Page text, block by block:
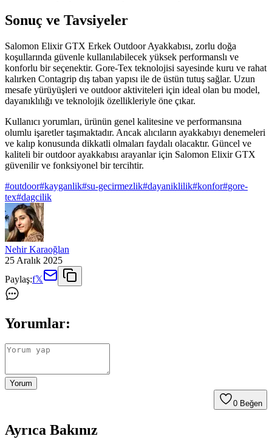
Sonuç ve Tavsiyeler
Salomon Elixir GTX Erkek Outdoor Ayakkabısı, zorlu doğa
koşullarında güvenle kullanılabilecek yüksek performanslı ve
konforlu bir seçenektir. Gore-Tex teknolojisi sayesinde kuru ve rahat
kalırken Contagrip dış taban yapısı ile de üstün tutuş sağlar. Uzun
mesafe yürüyüşleri ve outdoor aktiviteleri için ideal olan bu model,
dayanıklılığı ve teknolojik özellikleriyle öne çıkar.
Kullanıcı yorumları, ürünün genel kalitesine ve performansına
olumlu işaretler taşımaktadır. Ancak alıcıların ayakkabıyı denemeleri
ve kalıp konusunda dikkatli olmaları faydalı olacaktır. Güncel ve
kaliteli bir outdoor ayakkabısı arayanlar için Salomon Elixir GTX
güvenilir ve fonksiyonel bir tercihtir.
#outdoor#kayganlik#su-gecirmezlik#dayaniklilik#konfor#gore-
tex#dagcilik
Nehir Karaoğlan
25 Aralık 2025
Paylaş:f𝕏
Yorumlar:
Yorum
0 Beğen
Ayrıca Bakınız